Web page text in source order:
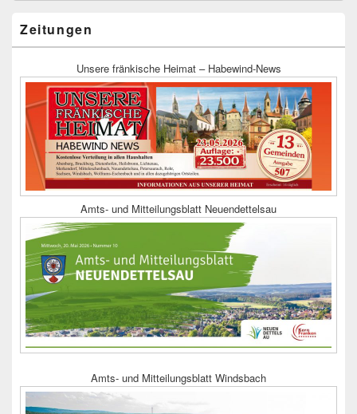
Zeitungen
Unsere fränkische Heimat – Habewind-News
Amts- und Mitteilungsblatt Neuendettelsau
Amts- und Mitteilungsblatt Windsbach